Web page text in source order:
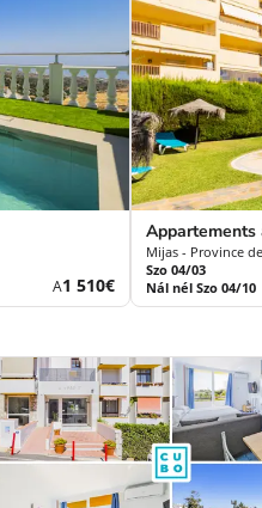
AÚj
ár
1 510€
Appartements
Mijas - Province
Szo 04/03
Nál nél Szo 04/10